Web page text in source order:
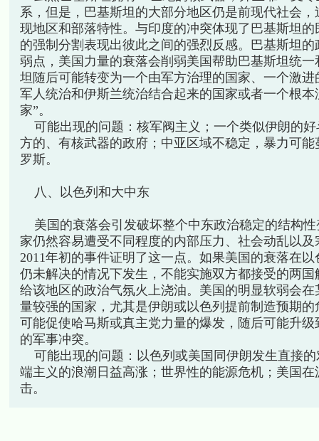
系，但是，巴基斯坦的大部分地区仍是前现代社会
现地区和部落特性。与印度的冲突体现了巴基斯坦
的强制分割表现出彼此之间的强烈反感。巴基斯坦
弱点，美国力量的衰落会削弱美国帮助巴基斯坦统
坦随后可能转变为一个由军方治理的国家、一个激
军人统治和伊斯兰统治结合起来的国家或者一个根本
家”。
可能出现的问题：核军阀主义；一个类似伊朗的好
方的、有核武器的政府；中亚区域不稳定，暴力可
罗斯。
八、以色列和大中东
美国的衰落会引发破坏整个中东政治稳定的结构性
家仍然容易遭受不同程度的内部压力、社会动乱以
2011年初的事件证明了这一点。如果美国的衰落在
仍未解决的情况下发生，不能实施双方都接受的两
给该地区的政治气氛火上浇油。美国的明显软弱会
量较强的国家，尤其是伊朗或以色列提前制造预期
可能促使哈马斯或真主党力量的爆发，随后可能升
的军事冲突。
可能出现的问题：以色列或美国同伊朗发生直接的
端主义的浪潮日益高涨；世界性的能源危机；美国
击。